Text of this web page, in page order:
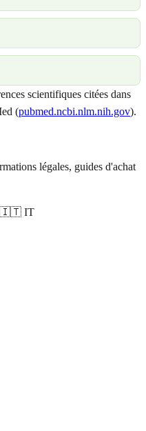
scientifiques citées dans
(pubmed.ncbi.nlm.nih.gov).
légales, guides d'achat
🇮🇹 IT